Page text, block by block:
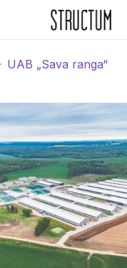
UAB „Sava ranga“